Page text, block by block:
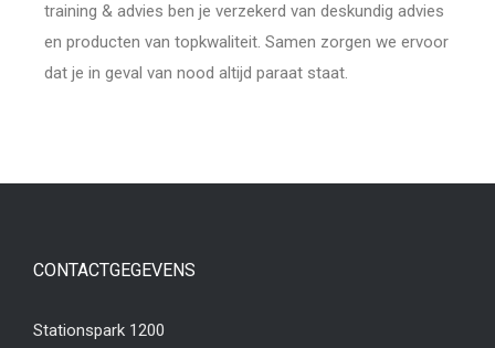
training & advies ben je verzekerd van deskundig advies
en producten van topkwaliteit. Samen zorgen we ervoor
dat je in geval van nood altijd paraat staat.
CONTACTGEGEVENS
Stationspark 1200